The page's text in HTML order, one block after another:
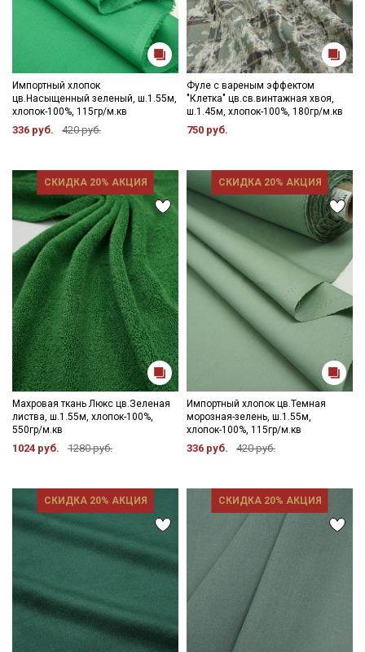
Импортный хлопок
цв.Насыщенный зеленый, ш.1.55м,
хлопок-100%, 115гр/м.кв
336 руб. 420 руб.
Фуле с вареным эффектом
"Клетка" цв.св.винтажная хвоя,
ш.1.45м, хлопок-100%, 180гр/м.кв
750 руб.
СКИДКА 20% АКЦИЯ
Махровая ткань Люкс цв.Зеленая
листва, ш.1.55м, хлопок-100%,
550гр/м.кв
1024 руб. 1280 руб.
СКИДКА 20% АКЦИЯ
Импортный хлопок цв.Темная
морозная-зелень, ш.1.55м,
хлопок-100%, 115гр/м.кв
336 руб. 420 руб.
СКИДКА 20% АКЦИЯ СКИДКА 20% АКЦИЯ